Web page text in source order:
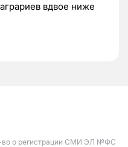
вдвое ниже
о регистрации СМИ ЭЛ №ФС